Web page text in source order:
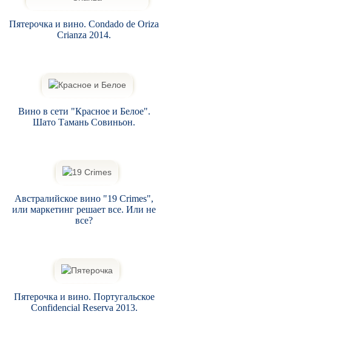
Пятерочка и вино. Condado de Oriza
Crianza 2014.
Вино в сети "Красное и Белое".
Шато Тамань Совиньон.
Австралийское вино "19 Crimes",
или маркетинг решает все. Или не
все?
Пятерочка и вино. Португальское
Confidencial Reserva 2013.